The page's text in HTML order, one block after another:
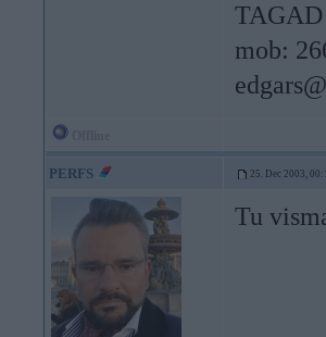
mob:
PERFS 25. Dec 2003,
Tu